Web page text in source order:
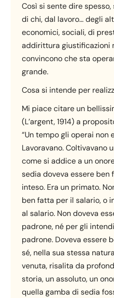
Così si sente dire
di chi, dal lavoro… degli
economici, sociali, di
addirittura giustificazioni
convincono che sta
grande.
Cosa si intende per
Mi piace citare un
(L’argent, 1914) a
“Un tempo gli operai non
Lavoravano. Coltivavano
come si addice a un
sedia doveva essere ben
inteso. Era un primato.
ben fatta per il salario, o
al salario. Non doveva
padrone, né per gli
padrone. Doveva essere
sé, nella sua stessa
venuta, risalita da
storia, un assoluto, un
quella gamba di sedia